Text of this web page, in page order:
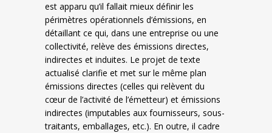
est apparu qu’il fallait mieux définir les
périmètres opérationnels d’émissions, en
détaillant ce qui, dans une entreprise ou une
collectivité, relève des émissions directes,
indirectes et induites. Le projet de texte
actualisé clarifie et met sur le même plan
émissions directes (celles qui relèvent du
cœur de l’activité de l’émetteur) et émissions
indirectes (imputables aux fournisseurs, sous-
traitants, emballages, etc.). En outre, il cadre